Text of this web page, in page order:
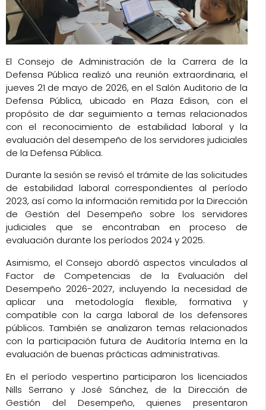
El Consejo de Administración de la Carrera de la
Defensa Pública realizó una reunión extraordinaria, el
jueves 21 de mayo de 2026, en el Salón Auditorio de la
Defensa Pública, ubicado en Plaza Edison, con el
propósito de dar seguimiento a temas relacionados
con el reconocimiento de estabilidad laboral y la
evaluación del desempeño de los servidores judiciales
de la Defensa Pública.
Durante la sesión se revisó el trámite de las solicitudes
de estabilidad laboral correspondientes al período
2023, así como la información remitida por la Dirección
de Gestión del Desempeño sobre los servidores
judiciales que se encontraban en proceso de
evaluación durante los períodos 2024 y 2025.
Asimismo, el Consejo abordó aspectos vinculados al
Factor de Competencias de la Evaluación del
Desempeño 2026-2027, incluyendo la necesidad de
aplicar una metodología flexible, formativa y
compatible con la carga laboral de los defensores
públicos. También se analizaron temas relacionados
con la participación futura de Auditoría Interna en la
evaluación de buenas prácticas administrativas.
En el período vespertino participaron los licenciados
Nills Serrano y José Sánchez, de la Dirección de
Gestión del Desempeño, quienes presentaron